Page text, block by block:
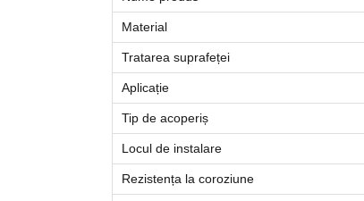
Material
Tratarea suprafeței
Aplicație
Tip de acoperiș
Locul de instalare
Rezistența la coroziune